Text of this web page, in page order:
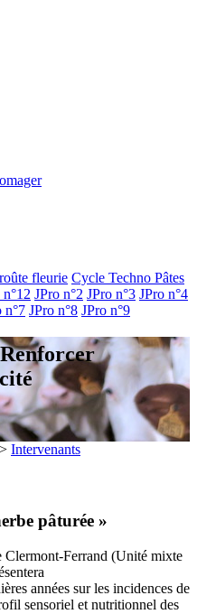
fleurie Cycle Techno Pâtes
n°12 JPro n°2 JPro n°3 JPro n°4
n°7 JPro n°8 JPro n°9
Renforcer
> Intervenants
pâturée »
Clermont-Ferrand (Unité mixte
années sur les incidences de
sensoriel et nutritionnel des